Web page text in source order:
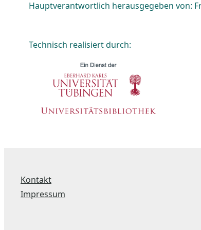
Hauptverantwortlich herausgegeben von:
Technisch realisiert durch:
Kontakt
Impressum